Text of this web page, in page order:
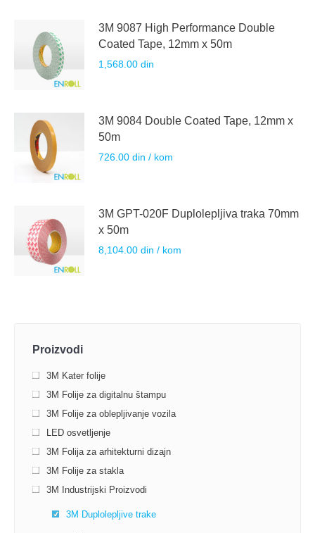
3M 9087 High Performance Double
Coated Tape, 12mm x 50m
1,568.00 din
3M 9084 Double Coated Tape, 12mm x
50m
726.00 din / kom
3M GPT-020F Duplolepljiva traka 70mm
x 50m
8,104.00 din / kom
Proizvodi
3M Kater folije
3M Folije za digitalnu štampu
3M Folije za oblepljivanje vozila
LED osvetljenje
3M Folija za arhitekturni dizajn
3M Folije za stakla
3M Industrijski Proizvodi
3M Duplolepljive trake